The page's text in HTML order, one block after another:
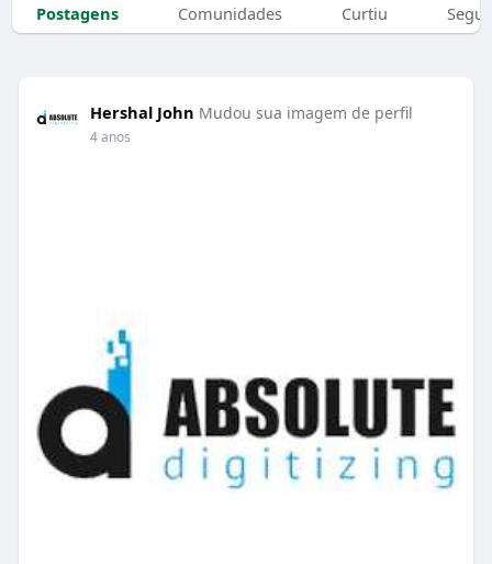
Postagens Comunidades Curtiu
Hershal John Mudou sua imagem de perfil
4 anos